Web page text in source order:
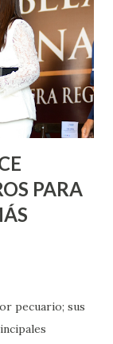
Octubre, con
se
de la
Septiembre, en
PARA
pecuario; sus